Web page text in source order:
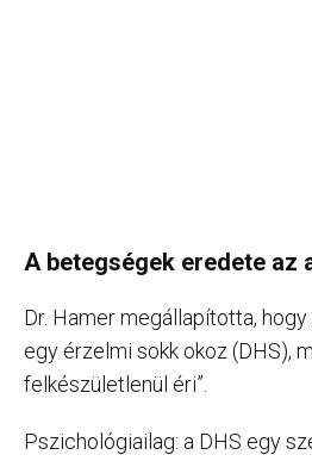
A betegségek eredete az
Dr. Hamer megállapította,
egy érzelmi sokk okoz (DHS),
felkészületlenül éri”.
Pszichológiailag: a DHS egy